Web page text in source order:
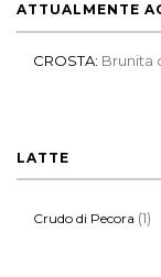
ATTUALMENTE
CROSTA: Brunita
LATTE
Crudo di Pecora (1)